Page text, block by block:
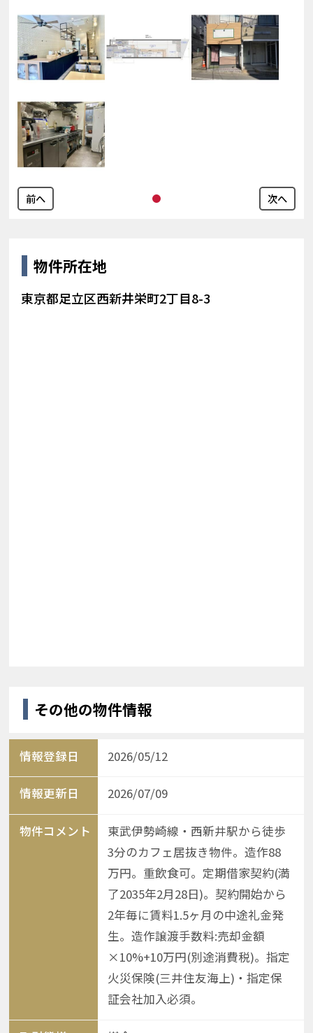
前へ 次へ
物件所在地
東京都足立区西新井栄町2丁目8-3
その他の物件情報
情報登録日 2026/05/12
情報更新日 2026/07/09
物件コメント
東武伊勢崎線・西新井駅から徒歩
3分のカフェ居抜き物件。造作88
万円。重飲食可。定期借家契約(満
了2035年2月28日)。契約開始から
2年毎に賃料1.5ヶ月の中途礼金発
生。造作譲渡手数料:売却金額
×10%+10万円(別途消費税)。指定
火災保険(三井住友海上)・指定保
証会社加入必須。